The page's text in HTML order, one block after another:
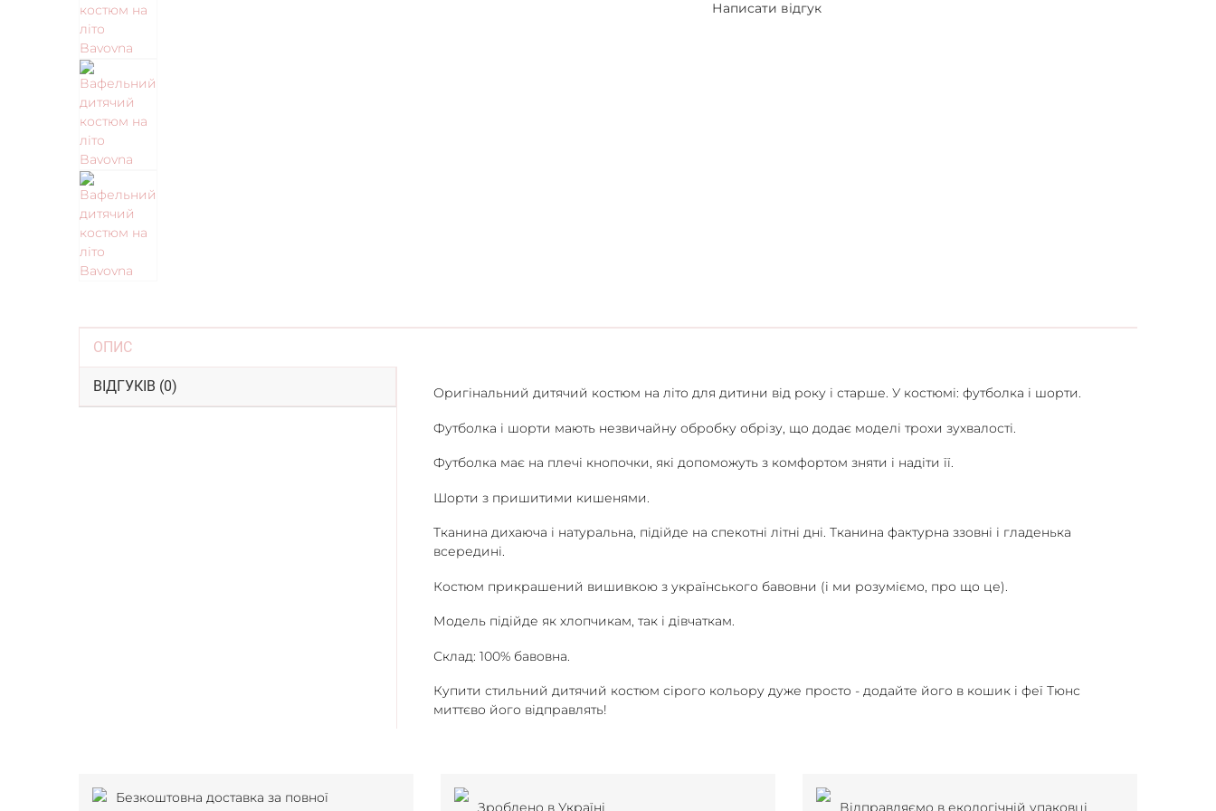
Написати відгук
ОПИС
ВІДГУКІВ (0) Оригінальний дитячий костюм на літо для дитини від року і старше. У костюмі: футболка і шорти.
Футболка і шорти мають незвичайну обробку обрізу, що додає моделі трохи зухвалості.
Футболка має на плечі кнопочки, які допоможуть з комфортом зняти і надіти її.
Шорти з пришитими кишенями.
Тканина дихаюча і натуральна, підійде на спекотні літні дні. Тканина фактурна ззовні і гладенька
всередині.
Костюм прикрашений вишивкою з українського бавовни (і ми розуміємо, про що це).
Модель підійде як хлопчикам, так і дівчаткам.
Склад: 100% бавовна.
Купити стильний дитячий костюм сірого кольору дуже просто - додайте його в кошик і феї Тюнс
миттєво його відправлять!
Безкоштовна доставка за повної
Зроблено в Україні Відправляємо в екологічній упаковці